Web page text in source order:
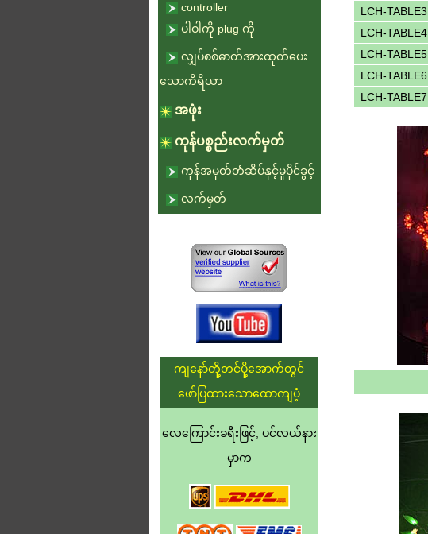
LCH-TABLE3
LCH-TABLE4
LCH-TABLE5
LCH-TABLE6
LCH-TABLE7
controller
ပါဝါကို plug ကို
လျှပ်စစ်ဓာတ်အားထုတ်ပေး
သောကိရိယာ
အဖုံး
ကုန်ပစ္စည်းလက်မှတ်
ကုန်အမှတ်တံဆိပ်နှင့်မူပိုင်ခွင့်
လက်မှတ်
ကျနော်တို့တင်ပို့အောက်တွင်
ဖော်ပြထားသောထောကျပံ့
လေကြောင်းခရီးဖြင့်, ပင်လယ်နား
မှာက